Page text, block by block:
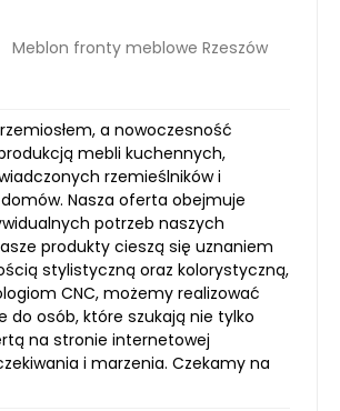
Meblon fronty meblowe Rzeszów
a nowoczesność
mebli kuchennych,
rzemieślników i
Nasza oferta obejmuje
potrzeb naszych
produkty cieszą się uznaniem
stylistyczną oraz kolorystyczną,
CNC, możemy realizować
do osób, które szukają nie tylko
na stronie internetowej
i marzenia. Czekamy na